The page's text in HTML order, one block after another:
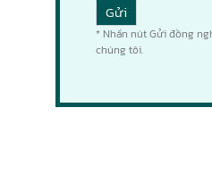
* Nhấn nút Gửi đồng
chúng tôi.